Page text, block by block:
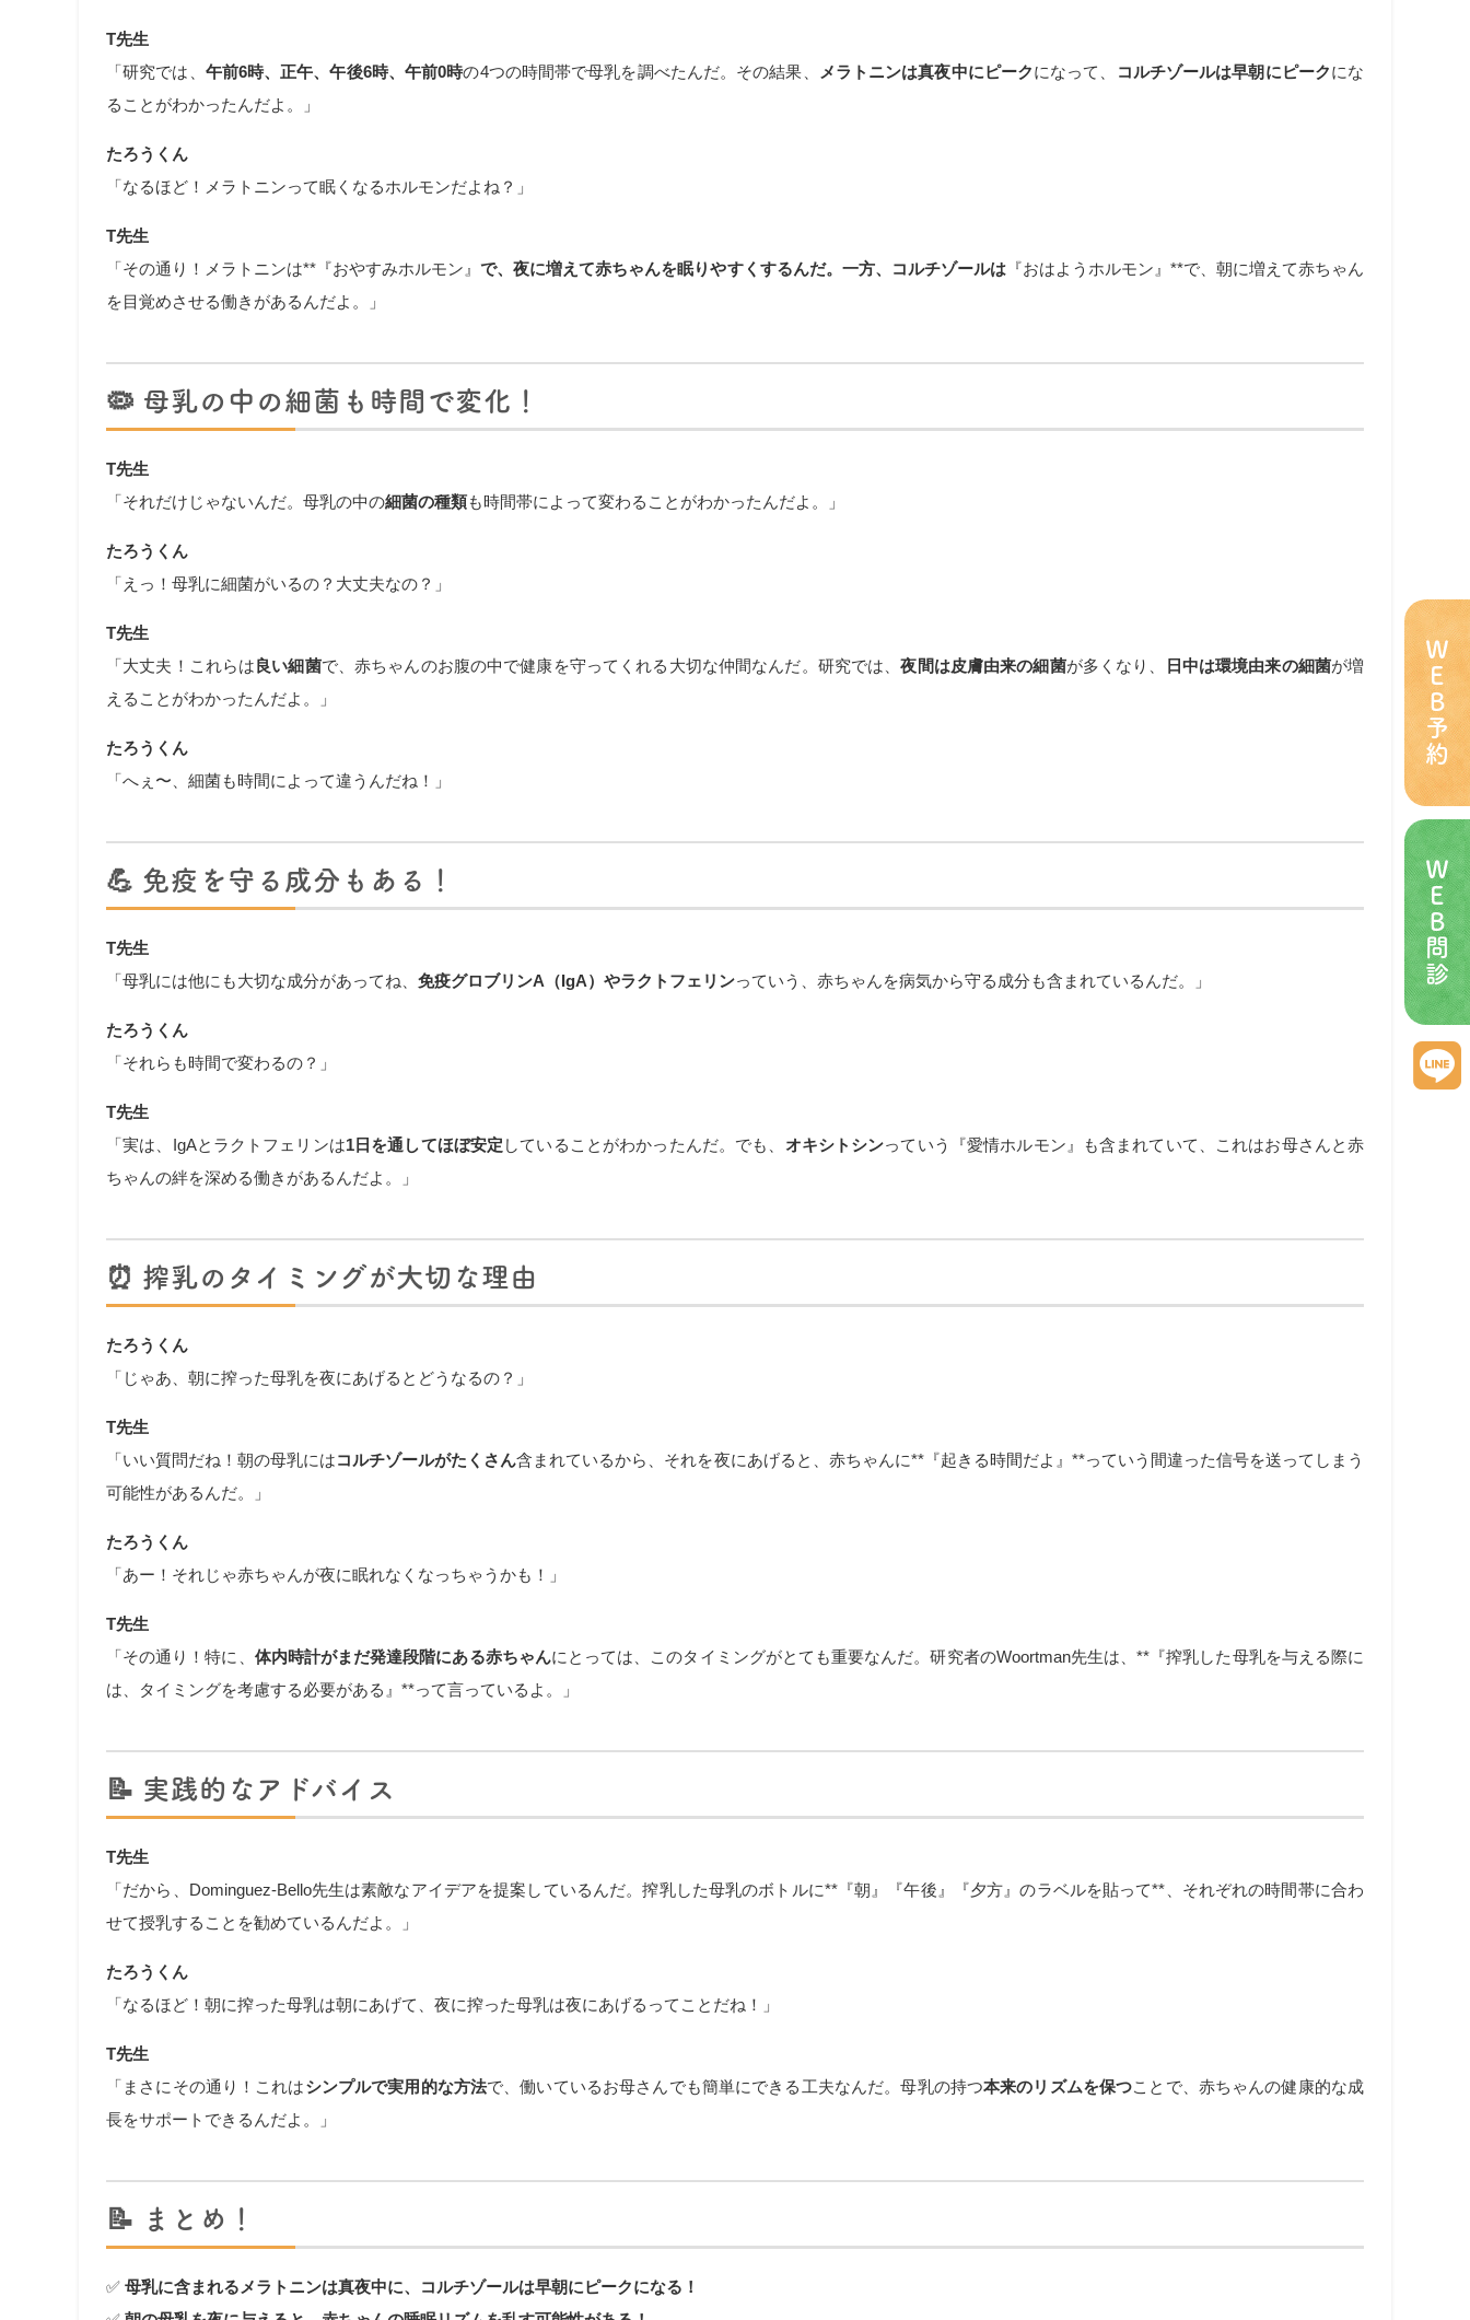
ＷＥＢ予約
ＷＥＢ問診
T先生
「研究では、 午前6時、正午、午後6時、午前0時の4つの時間帯で母乳を調べたんだ。その結果、 メラトニンは真夜中にピークになって、 コルチゾールは早朝にピークにな
ることがわかったんだよ。」
たろうくん
「なるほど！メラトニンって眠くなるホルモンだよね？」
T先生
「その通り！メラトニンは**『おやすみホルモン』で、夜に増えて赤ちゃんを眠りやすくするんだ。一方、コルチゾールは『おはようホルモン』**で、朝に増えて赤ちゃん
を目覚めさせる働きがあるんだよ。」
🦠 母乳の中の細菌も時間で変化！
T先生
「それだけじゃないんだ。母乳の中の細菌の種類も時間帯によって変わることがわかったんだよ。」
たろうくん
「えっ！母乳に細菌がいるの？大丈夫なの？」
T先生
「大丈夫！これらは良い細菌で、赤ちゃんのお腹の中で健康を守ってくれる大切な仲間なんだ。研究では、夜間は皮膚由来の細菌が多くなり、 日中は環境由来の細菌が増
えることがわかったんだよ。」
たろうくん
「へぇ〜、細菌も時間によって違うんだね！」
💪 免疫を守る成分もある！
T先生
「母乳には他にも大切な成分があってね、 免疫グロブリンA（IgA）やラクトフェリンっていう、赤ちゃんを病気から守る成分も含まれているんだ。」
たろうくん
「それらも時間で変わるの？」
T先生
「実は、IgAとラクトフェリンは1日を通してほぼ安定 していることがわかったんだ。でも、 オキシトシンっていう『愛情ホルモン』も含まれていて、これはお母さんと赤
ちゃんの絆を深める働きがあるんだよ。」
⏰ 搾乳のタイミングが大切な理由
たろうくん
「じゃあ、朝に搾った母乳を夜にあげるとどうなるの？」
T先生
「いい質問だね！朝の母乳にはコルチゾールがたくさん含まれているから、それを夜にあげると、赤ちゃんに**『起きる時間だよ』**っていう間違った信号を送ってしまう
可能性があるんだ。」
たろうくん
「あー！それじゃ赤ちゃんが夜に眠れなくなっちゃうかも！」
T先生
「その通り！特に、 体内時計がまだ発達段階にある赤ちゃんにとっては、このタイミングがとても重要なんだ。研究者のWoortman先生は、**『搾乳した母乳を与える際に
は、タイミングを考慮する必要がある』**って言っているよ。」
📝 実践的なアドバイス
T先生
「だから、Dominguez-Bello先生は素敵なアイデアを提案しているんだ。搾乳した母乳のボトルに**『朝』『午後』『夕方』のラベルを貼って**、それぞれの時間帯に合わ
せて授乳することを勧めているんだよ。」
たろうくん
「なるほど！朝に搾った母乳は朝にあげて、夜に搾った母乳は夜にあげるってことだね！」
T先生
「まさにその通り！これはシンプルで実用的な方法で、働いているお母さんでも簡単にできる工夫なんだ。母乳の持つ本来のリズムを保つことで、赤ちゃんの健康的な成
長をサポートできるんだよ。」
📝 まとめ！
✅ 母乳に含まれるメラトニンは真夜中に、コルチゾールは早朝にピークになる！